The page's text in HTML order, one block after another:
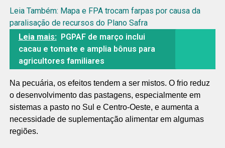
Leia Também: Mapa e FPA trocam farpas por causa da
paralisação de recursos do Plano Safra
Leia mais: PGPAF de março inclui
cacau e tomate e amplia bônus para
agricultores familiares
Na pecuária, os efeitos tendem a ser mistos. O frio reduz
o desenvolvimento das pastagens, especialmente em
sistemas a pasto no Sul e Centro-Oeste, e aumenta a
necessidade de suplementação alimentar em algumas
regiões.